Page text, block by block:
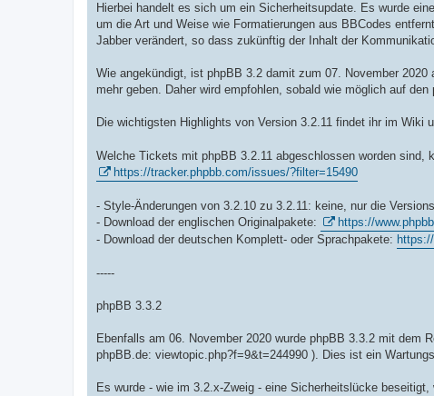
Hierbei handelt es sich um ein Sicherheitsupdate. Es wurde
um die Art und Weise wie Formatierungen aus BBCodes
Jabber verändert, so dass zukünftig der Inhalt der
Wie angekündigt, ist phpBB 3.2 damit zum 07. November
mehr geben. Daher wird empfohlen, sobald wie möglich auf
Die wichtigsten Highlights von Version 3.2.11 findet ihr im Wiki
Welche Tickets mit phpBB 3.2.11 abgeschlossen worden sind,
https://tracker.phpbb.com/issues/?filter=15490
- Style-Änderungen von 3.2.10 zu 3.2.11: keine, nur die
- Download der englischen Originalpakete:
https://
- Download der deutschen Komplett- oder Sprachpakete:
-----
phpBB 3.3.2
Ebenfalls am 06. November 2020 wurde phpBB 3.3.2 mit dem
phpBB.de: viewtopic.php?f=9&t=244990 ). Dies ist ein
Es wurde - wie im 3.2.x-Zweig - eine Sicherheitslücke